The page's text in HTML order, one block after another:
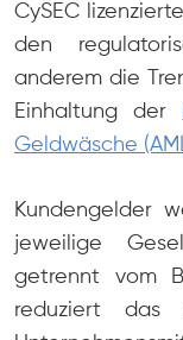
CySEC
den
anderem die
Einhaltung der
Geldwäsche
Kundengelder
jeweilige
getrennt vom
reduziert das